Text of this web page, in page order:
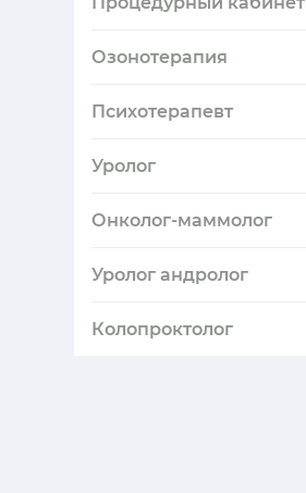
Озонотерапия
Психотерапевт
Уролог
Онколог-маммолог
Уролог андролог
Колопроктолог